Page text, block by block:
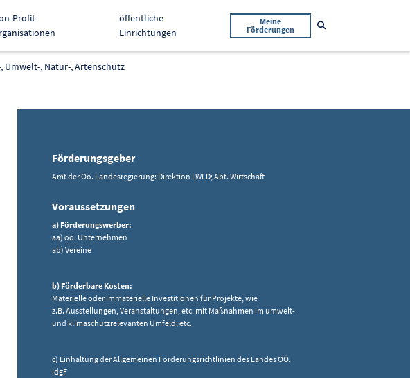
Profit-
öffentliche
Einrichtungen
Meine
Förderungen
Umwelt-, Natur-, Artenschutz
Förderungsgeber
Amt der Oö. Landesregierung: Direktion LWLD; Abt. Wirtschaft
Voraussetzungen
a) Förderungswerber:
aa) oö. Unternehmen
ab) Vereine
b) Förderbare Kosten:
Materielle oder immaterielle Investitionen für Projekte, wie
z.B. Ausstellungen, Veranstaltungen, etc. mit Maßnahmen im umwelt-
und klimaschutzrelevanten Umfeld, etc.
c) Einhaltung der Allgemeinen Förderungsrichtlinien des Landes OÖ.
idgF